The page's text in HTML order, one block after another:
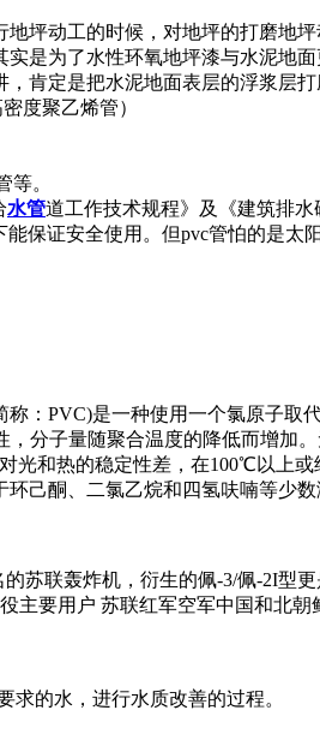
坪动工的时候，对地坪的打磨地
是为了水性环氧地坪漆与水泥地
肯定是把水泥地面表层的浮浆层打
度聚乙烯管）
等。
水管道工作技术规程》及《建筑排
保证安全使用。但pvc管怕的是太
称：PVC)是一种使用一个氯原子
，分子量随聚合温度的降低而增加
光和热的稳定性差，在100℃以上
己酮、二氯乙烷和四氢呋喃等少
苏联轰炸机，衍生的佩-3/佩-2I型
主要用户 苏联红军空军中国和北
求的水，进行水质改善的过程。